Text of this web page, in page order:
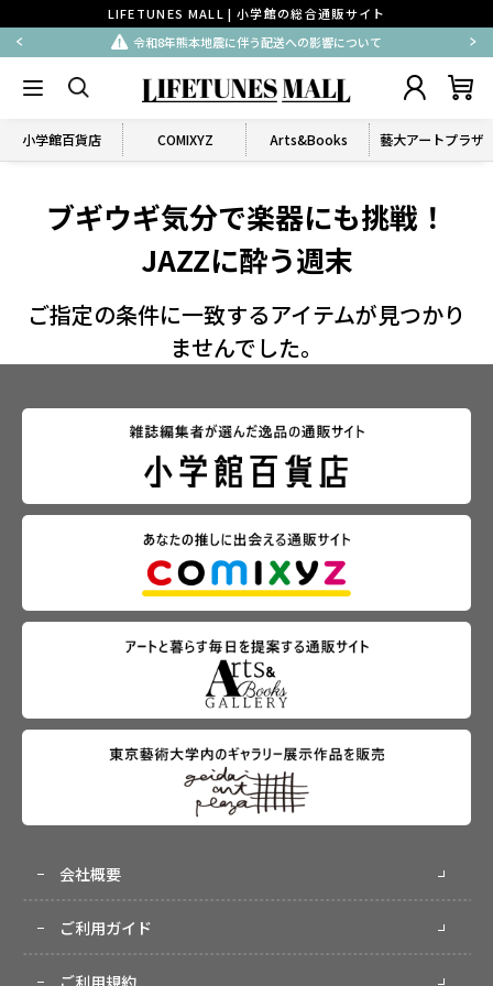
LIFETUNES MALL | 小学館の総合通販サイト
令和8年熊本地震に伴う配送への影響について
小学館百貨店 COMIXYZ Arts&Books 藝大アートプラザ
ブギウギ気分で楽器にも挑戦！
JAZZに酔う週末
ご指定の条件に一致するアイテムが見つかり
ませんでした。
会社概要
ご利用ガイド
ご利用規約